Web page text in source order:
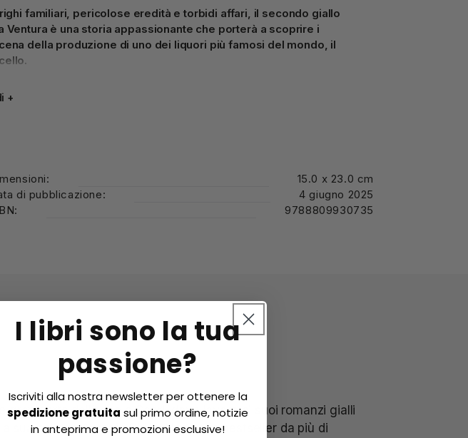
familiari, pericolose eredità e torbidi affari, il secondo giallo
Ventura è una storia appassionante che porterà a scoprire i
della produzione di uno dei liquori più famosi del mondo, il
una pioggia scrosciante, assiste a un incidente fatale. Un'Ape
controllo e finisce giù per una scarpata di via Grotta Azzurra. Tra le
legata alle tradizioni, che in quei giorni si appresta a
i limoni. La famiglia della vittima è tra i produttori più importanti del
agrume, ma Elisa aveva da tempo preso le distanze dall'attività e
Benevento. Che ci faceva lì quella notte? E, soprattutto, perché era
Cirillo, per Rizzi è quasi impossibile sgarrare.
+
15.0 x 23.0 cm
di pubblicazione:
4 giugno 2025
9788809930735
parte dell’anno a Capri, dove lavora ai suoi romanzi gialli
sua collega Antonia Cirillo. Una serie bestseller da più di
I libri sono la tua
passione?
Iscriviti alla nostra newsletter per ottenere la
spedizione gratuita sul primo ordine, notizie
in anteprima e promozioni esclusive!